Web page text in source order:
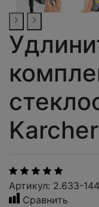
Артикул: 2.633-
Сравнить